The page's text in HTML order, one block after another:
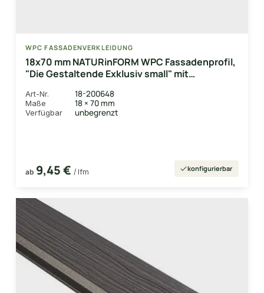
WPC FASSADENVERKLEIDUNG
18x70 mm NATURinFORM WPC Fassadenprofil,
"Die Gestaltende Exklusiv small" mit
Deckmaß: 66mm
Art-Nr. 18-200648
Maße 18 × 70 mm
Verfügbar unbegrenzt
ab 9,45 € / lfm konfigurierbar